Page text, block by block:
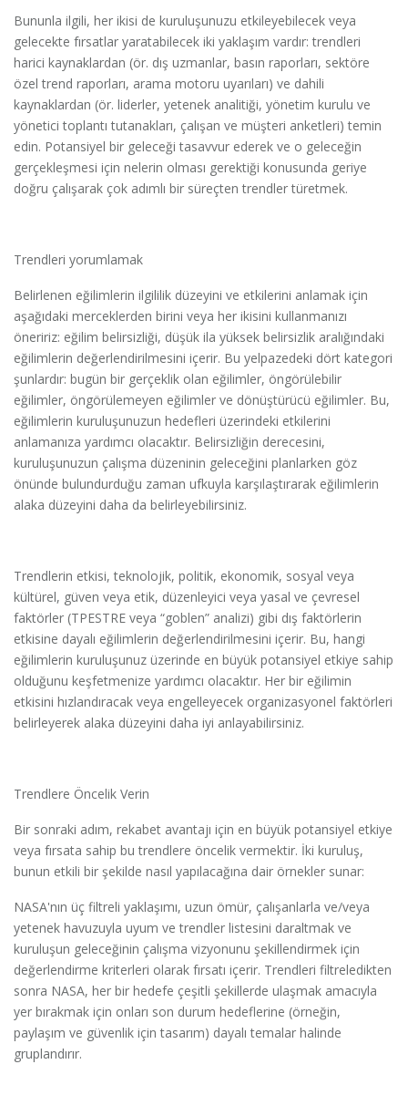
Bununla ilgili, her ikisi de kuruluşunuzu etkileyebilecek veya
gelecekte fırsatlar yaratabilecek iki yaklaşım vardır: trendleri
harici kaynaklardan (ör. dış uzmanlar, basın raporları, sektöre
özel trend raporları, arama motoru uyarıları) ve dahili
kaynaklardan (ör. liderler, yetenek analitiği, yönetim kurulu ve
yönetici toplantı tutanakları, çalışan ve müşteri anketleri) temin
edin. Potansiyel bir geleceği tasavvur ederek ve o geleceğin
gerçekleşmesi için nelerin olması gerektiği konusunda geriye
doğru çalışarak çok adımlı bir süreçten trendler türetmek.
Trendleri yorumlamak
Belirlenen eğilimlerin ilgililik düzeyini ve etkilerini anlamak için
aşağıdaki merceklerden birini veya her ikisini kullanmanızı
öneririz: eğilim belirsizliği, düşük ila yüksek belirsizlik aralığındaki
eğilimlerin değerlendirilmesini içerir. Bu yelpazedeki dört kategori
şunlardır: bugün bir gerçeklik olan eğilimler, öngörülebilir
eğilimler, öngörülemeyen eğilimler ve dönüştürücü eğilimler. Bu,
eğilimlerin kuruluşunuzun hedefleri üzerindeki etkilerini
anlamanıza yardımcı olacaktır. Belirsizliğin derecesini,
kuruluşunuzun çalışma düzeninin geleceğini planlarken göz
önünde bulundurduğu zaman ufkuyla karşılaştırarak eğilimlerin
alaka düzeyini daha da belirleyebilirsiniz.
Trendlerin etkisi, teknolojik, politik, ekonomik, sosyal veya
kültürel, güven veya etik, düzenleyici veya yasal ve çevresel
faktörler (TPESTRE veya “goblen” analizi) gibi dış faktörlerin
etkisine dayalı eğilimlerin değerlendirilmesini içerir. Bu, hangi
eğilimlerin kuruluşunuz üzerinde en büyük potansiyel etkiye sahip
olduğunu keşfetmenize yardımcı olacaktır. Her bir eğilimin
etkisini hızlandıracak veya engelleyecek organizasyonel faktörleri
belirleyerek alaka düzeyini daha iyi anlayabilirsiniz.
Trendlere Öncelik Verin
Bir sonraki adım, rekabet avantajı için en büyük potansiyel etkiye
veya fırsata sahip bu trendlere öncelik vermektir. İki kuruluş,
bunun etkili bir şekilde nasıl yapılacağına dair örnekler sunar:
NASA'nın üç filtreli yaklaşımı, uzun ömür, çalışanlarla ve/veya
yetenek havuzuyla uyum ve trendler listesini daraltmak ve
kuruluşun geleceğinin çalışma vizyonunu şekillendirmek için
değerlendirme kriterleri olarak fırsatı içerir. Trendleri filtreledikten
sonra NASA, her bir hedefe çeşitli şekillerde ulaşmak amacıyla
yer bırakmak için onları son durum hedeflerine (örneğin,
paylaşım ve güvenlik için tasarım) dayalı temalar halinde
gruplandırır.